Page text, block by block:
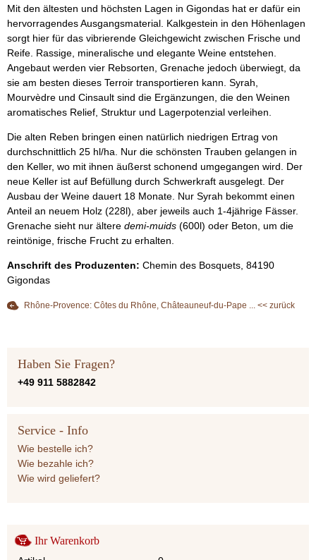
Mit den ältesten und höchsten Lagen in Gigondas hat er dafür ein
hervorragendes Ausgangsmaterial. Kalkgestein in den Höhenlagen
sorgt hier für das vibrierende Gleichgewicht zwischen Frische und
Reife. Rassige, mineralische und elegante Weine entstehen.
Angebaut werden vier Rebsorten, Grenache jedoch überwiegt, da
sie am besten dieses Terroir transportieren kann. Syrah,
Mourvèdre und Cinsault sind die Ergänzungen, die den Weinen
aromatisches Relief, Struktur und Lagerpotenzial verleihen.
Die alten Reben bringen einen natürlich niedrigen Ertrag von
durchschnittlich 25 hl/ha. Nur die schönsten Trauben gelangen in
den Keller, wo mit ihnen äußerst schonend umgegangen wird. Der
neue Keller ist auf Befüllung durch Schwerkraft ausgelegt. Der
Ausbau der Weine dauert 18 Monate. Nur Syrah bekommt einen
Anteil an neuem Holz (228l), aber jeweils auch 1-4jährige Fässer.
Grenache sieht nur ältere demi-muids (600l) oder Beton, um die
reintönige, frische Frucht zu erhalten.
Anschrift des Produzenten: Chemin des Bosquets, 84190
Gigondas
Rhône-Provence: Côtes du Rhône, Châteauneuf-du-Pape ... << zurück
Haben Sie Fragen?
+49 911 5882842
Service - Info
Wie bestelle ich?
Wie bezahle ich?
Wie wird geliefert?
Ihr Warenkorb